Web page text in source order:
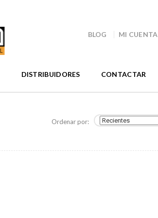
BLOG MI CUENTA
DISTRIBUIDORES CONTACTAR
Ordenar por: